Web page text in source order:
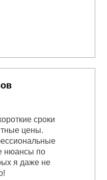
сроки
цены.
нюансы по
я даже не